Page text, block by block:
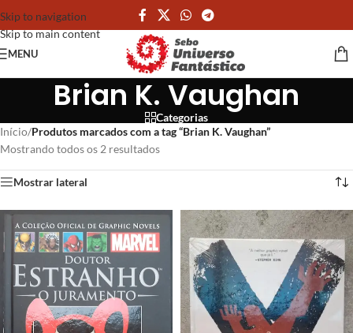
Skip to navigation
Skip to main content
MENU
Brian K. Vaughan
Categorias
Início/Produtos marcados com a tag “Brian K. Vaughan”
Mostrando todos os 2 resultados
Mostrar lateral